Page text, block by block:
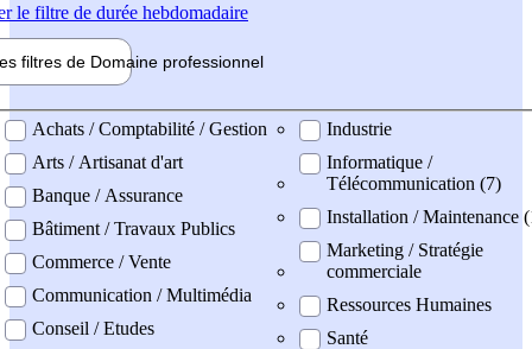
le filtre de durée hebdomadaire
filtres de Domaine professionnel
professionel
Achats / Comptabilité / Gestion
Arts / Artisanat d'art
Banque / Assurance
Bâtiment / Travaux Publics
Commerce / Vente
Communication / Multimédia
Conseil / Etudes
Industrie
Informatique /
Télécommunication (7)
Installation / Maintenance
Marketing / Stratégie
commerciale
Ressources Humaines
Santé